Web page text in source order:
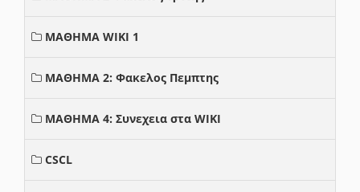
ΜΑΘΗΜΑ WIKI 1
ΜΑΘΗΜΑ 2: Φακελος Πεμπτης
ΜΑΘΗΜΑ 4: Συνεχεια στα WIKI
CSCL